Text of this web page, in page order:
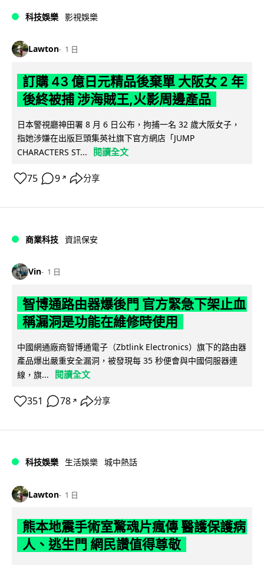
科技娛樂 影視娛樂
Lawton 1 日
訂購 43 億日元精品後棄單 大阪女 2 年
後終被捕 涉海賊王,火影周邊產品
日本警視廳神田署 8 月 6 日公布，拘捕一名 32 歲大阪女子，
指她涉嫌在出版巨頭集英社旗下官方網店「JUMP
CHARACTERS ST...
閱讀全文
75 9 ↗ 分享
商業科技 資訊保安
Vin 1 日
智博通路由器爆後門 官方緊急下架止血
稱漏洞是功能在維修時使用
中國網通廠商智博通電子（Zbtlink Electronics）旗下的路由器
產品爆出嚴重安全漏洞，被發現每 35 秒便會與中國伺服器連
線，旗...
閱讀全文
351 78 ↗ 分享
科技娛樂 生活娛樂 城中熱話
Lawton 1 日
熊本地震手術室驚魂片瘋傳 醫護保護病
人、逃生門 網民讚值得尊敬